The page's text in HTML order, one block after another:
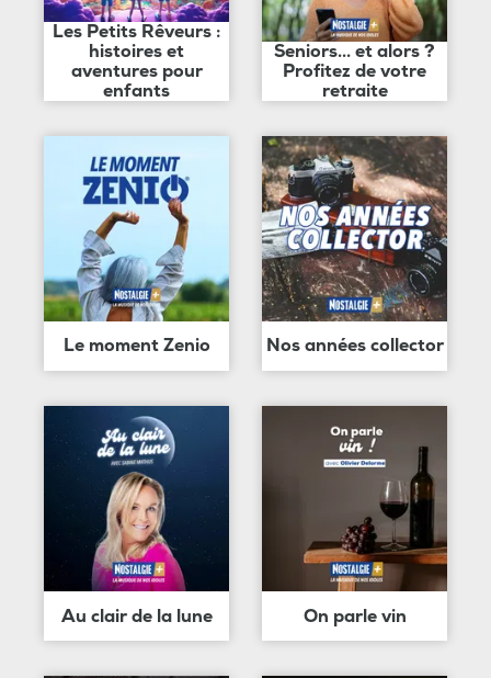
Les Petits Rêveurs :
histoires et
aventures pour
enfants
Seniors... et alors ?
Profitez de votre
retraite
Le moment Zenio Nos années collector
Au clair de la lune On parle vin